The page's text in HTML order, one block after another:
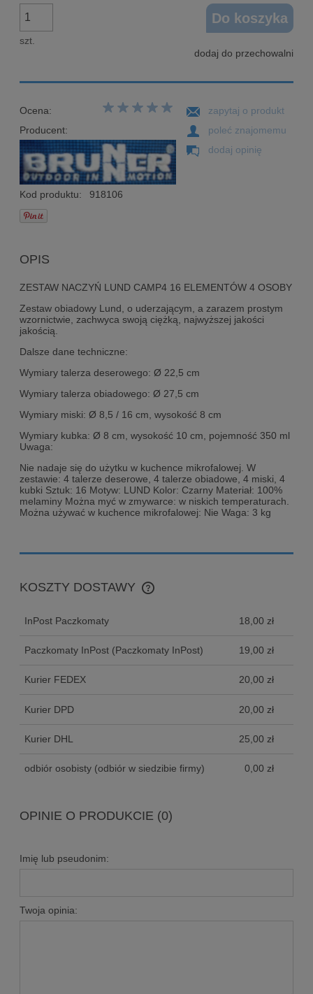
szt.
Do koszyka
dodaj do przechowalni
Ocena:
Producent:
Kod produktu: 918106
zapytaj o produkt
poleć znajomemu
dodaj opinię
OPIS
ZESTAW NACZYŃ LUND CAMP4 16 ELEMENTÓW 4 OSOBY
Zestaw obiadowy Lund, o uderzającym, a zarazem prostym
wzornictwie, zachwyca swoją ciężką, najwyższej jakości
jakością.
Dalsze dane techniczne:
Wymiary talerza deserowego: Ø 22,5 cm
Wymiary talerza obiadowego: Ø 27,5 cm
Wymiary miski: Ø 8,5 / 16 cm, wysokość 8 cm
Wymiary kubka: Ø 8 cm, wysokość 10 cm, pojemność 350 ml
Uwaga:
Nie nadaje się do użytku w kuchence mikrofalowej. W
zestawie: 4 talerze deserowe, 4 talerze obiadowe, 4 miski, 4
kubki Sztuk: 16 Motyw: LUND Kolor: Czarny Materiał: 100%
melaminy Można myć w zmywarce: w niskich temperaturach.
Można używać w kuchence mikrofalowej: Nie Waga: 3 kg
KOSZTY DOSTAWY
CENA NIE ZAWIERA EWENTUALNYCH KOSZTÓW
InPost Paczkomaty 18,00 zł
Paczkomaty InPost (Paczkomaty InPost) 19,00 zł
Kurier FEDEX 20,00 zł
Kurier DPD 20,00 zł
Kurier DHL 25,00 zł
odbiór osobisty (odbiór w siedzibie firmy) 0,00 zł
OPINIE O PRODUKCIE (0)
Imię lub pseudonim:
Twoja opinia: